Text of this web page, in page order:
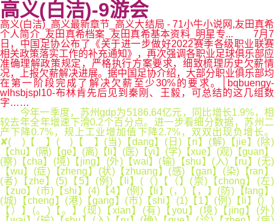
高义(白洁)-9游会
高义(白洁)_高义最新章节_高义大结局 - 71小牛小说网,友田真希
个人简介_友田真希档案_友田真希基本资料_明星专... 7月7
日，中国足协公布了《关于进一步做好2022赛季各级职业联赛
相关政策落实工作的补充通知》，再次强调各职业足球俱乐部应
准确理解政策规定，严格执行方案要求，细致梳理历史欠薪情
况，上报欠薪解决进展。据中国足协介绍，大部分职业俱乐部均
在第一阶段完成了解决欠薪至少30%的要求。│bqbuengy-
wlhsbjspl10-布林肯先后见到秦刚、王毅，可总结的这几组数
字……
今年一季度，苏州gdp为5186.64亿元，同比增长1.9%，相
较去年全年增速下滑0.2个百分点。进一步看细分数据，苏州二
产下降0.7%，规上工业增加值下降2.7%，双双出现负增长。
✘( )【 】( )【 】(当)【dang】(日)【ri】(解)【jie】(除)
【chu】(隔)【ge】(离)【li】(医)【yi】(学)【xue】(观)【guan】
(察)【cha】(境)【jing】(外)【wai】(输)【shu】(入)【ru】(无)
【wu】(症)【zheng】(状)【zhuang】(感)【gan】(染)【ran】
(者)【zhe】(5)【5】(例)【li】(（)【（】(崇)【chong】(左)
【zuo】(市)【shi】(4)【4】(例)【li】(，)【，】(防)【fang】
(城)【cheng】(港)【gang】(市)【shi】(1)【1】(例)【li】(）)
【）】(。)【。】(现)【xian】(有)【you】(境)【jing】(外)